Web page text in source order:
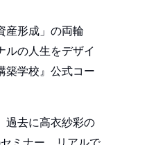
産形成」の両輪
ルの人生をデザイ
築学校』公式コー
過去に高衣紗彩の
ミナー、リアルで